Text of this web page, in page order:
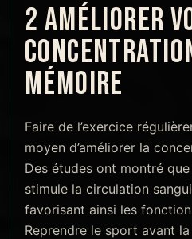
2 AMÉLIORER
MÉMOIRE
Faire de l’exercice
moyen d’améliorer la
Des études ont montré
stimule la circulation
favorisant ainsi les
Reprendre le sport avant